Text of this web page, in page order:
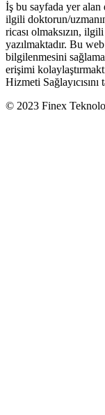
İş bu sayfada yer
ilgili doktorun/
ricası olmaksızın,
yazılmaktadır. Bu
bilgilenmesini
erişimi
Hizmeti
© 2023 Finex